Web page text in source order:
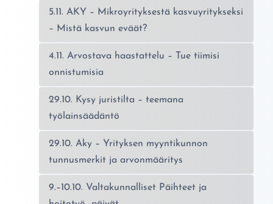
5.11. AKY – Mikroyrityksestä kasvuyritykseksi
– Mistä kasvun eväät?
4.11. Arvostava haastattelu – Tue tiimisi
onnistumisia
29.10. Kysy juristilta – teemana
työlainsäädäntö
29.10. Aky – Yrityksen myyntikunnon
tunnusmerkit ja arvonmääritys
9.–10.10. Valtakunnalliset Päihteet ja